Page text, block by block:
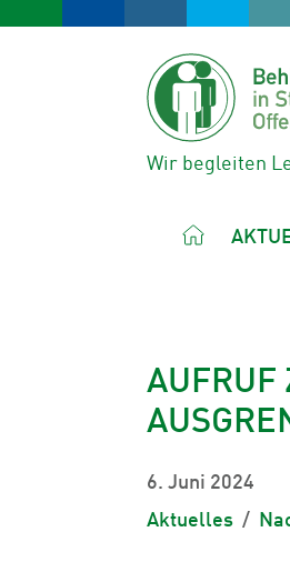
Wir begleiten
AUFRUF
6. Juni 2024
Aktuelles